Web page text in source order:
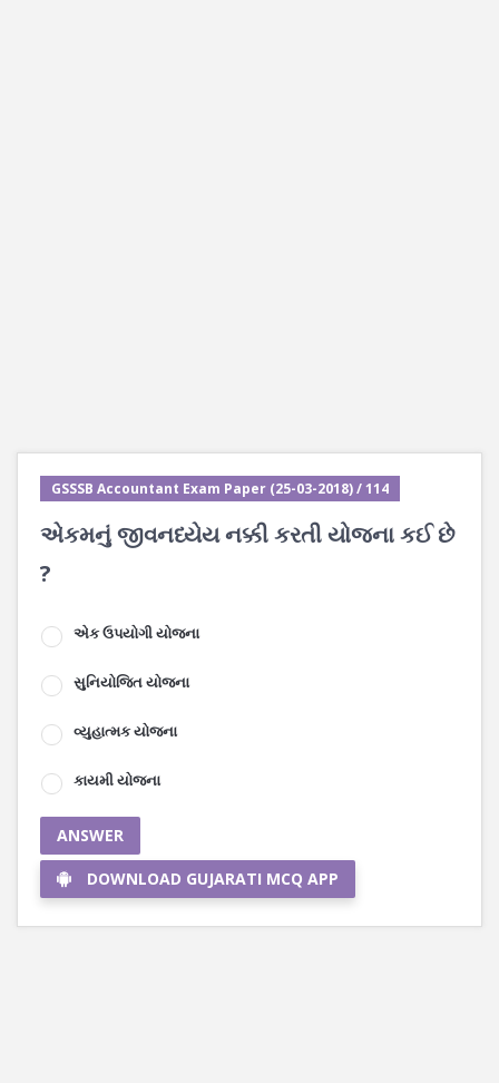
GSSSB Accountant Exam Paper (25-03-2018) / 114
એકમનું જીવનધ્યેય નક્કી કરતી યોજના કઈ છે
?
એક ઉપયોગી યોજના
સુનિયોજિત યોજના
વ્યુહાત્મક યોજના
કાયમી યોજના
ANSWER
DOWNLOAD GUJARATI MCQ APP